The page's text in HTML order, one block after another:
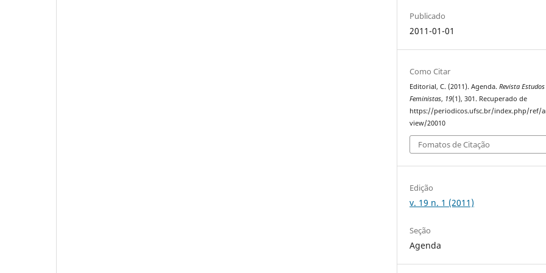
Publicado
2011-01-01
Como Citar
Editorial, C. (2011). Agenda.Revista Estudos
Feministas, 19(1), 301. Recuperado de
https://periodicos.ufsc.br/index.php/ref/
view/20010
Fomatos de Citação
Edição
v. 19 n. 1 (2011)
Seção
Agenda